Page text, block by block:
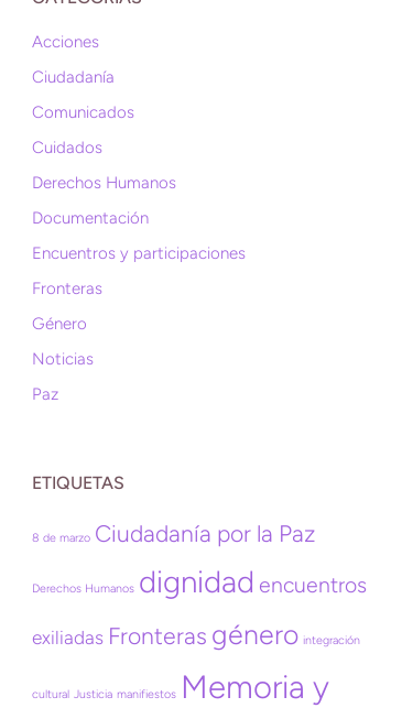
Acciones
Ciudadanía
Comunicados
Cuidados
Derechos Humanos
Documentación
Encuentros y participaciones
Fronteras
Género
Noticias
Paz
ETIQUETAS
8 de marzo Ciudadanía por la Paz
Derechos Humanos dignidad encuentros
exiliadas Fronteras género integración
cultural Justicia manifiestos Memoria y